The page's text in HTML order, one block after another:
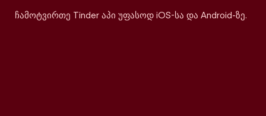
ჩამოტვირთე Tinder აპი უფასოდ iOS-სა და Android-ზე.